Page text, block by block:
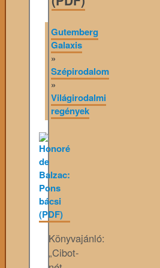
Gutemberg
Galaxis
»
Szépirodalom
»
Világirodalmi
regények
Könyvajánló:
„Cibot-